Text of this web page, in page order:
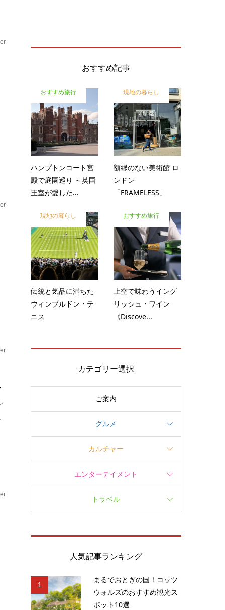
おすすめ記事
おすすめ旅行
ハンプトンコート宮
殿で庭園巡り ～英国
王室が愛した...
現地の暮らし
額縁のない美術館 ロ
ンドン
「FRAMELESS」
現地の暮らし
伝統と気品に満ちた
ウィンブルドン・テ
ニス
おすすめ旅行
上空で味わうイング
リッシュ・ワイン
《Discove...
カテゴリー選択
ご案内
グルメ
カルチャー
エンターテイメント
トラベル
人気記事ランキング
1
まるでおとぎの国！コッツ
ウォルズのおすすめ観光ス
ポット10選